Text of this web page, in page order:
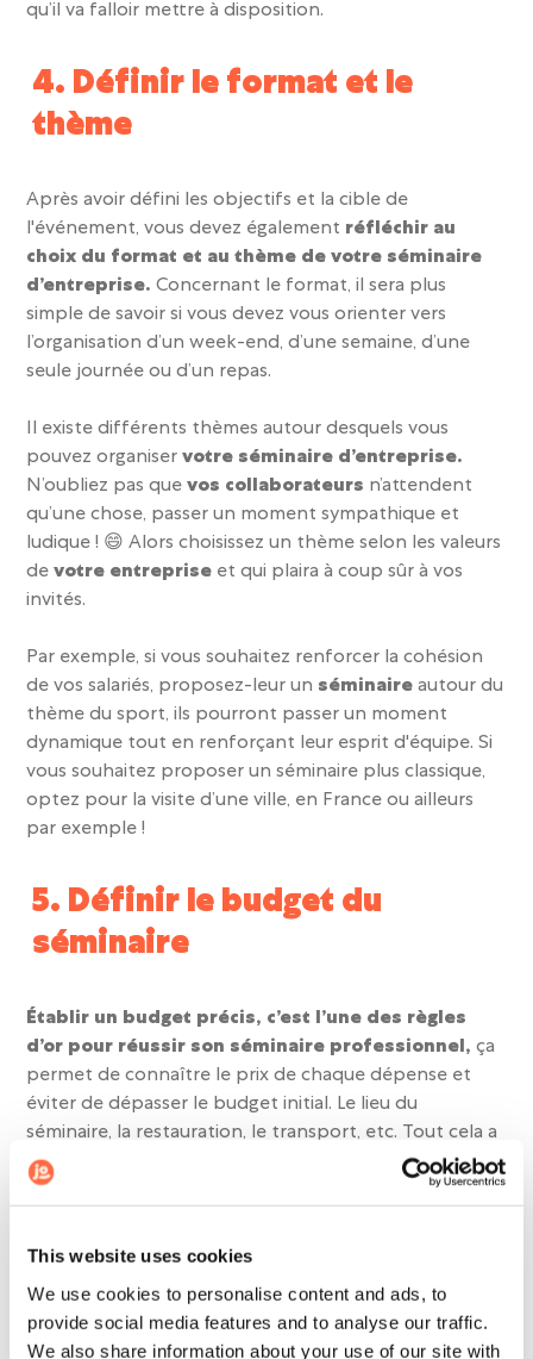
This website uses cookies
We use cookies to personalise content and ads, to
provide social media features and to analyse our traffic.
We also share information about your use of our site with
qu’il va falloir mettre à disposition.
4. Définir le format et le
thème
Après avoir défini les objectifs et la cible de
l'événement, vous devez également réfléchir au
choix du format et au thème de votre séminaire
d’entreprise. Concernant le format, il sera plus
simple de savoir si vous devez vous orienter vers
l’organisation d’un week-end, d’une semaine, d’une
seule journée ou d’un repas.
Il existe différents thèmes autour desquels vous
pouvez organiservotre séminaire d’entreprise.
N’oubliez pas quevos collaborateurs n’attendent
qu’une chose, passer un moment sympathique et
ludique ! 😄 Alors choisissez un thème selon les valeurs
devotre entreprise et qui plaira à coup sûr à vos
invités.
Par exemple, si vous souhaitez renforcer la cohésion
de vos salariés, proposez-leur un séminaireautour du
thème du sport, ils pourront passer un moment
dynamique tout en renforçant leur esprit d'équipe. Si
vous souhaitez proposer un séminaire plus classique,
optez pour la visite d’une ville, en France ou ailleurs
par exemple !
5. Définir le budget du
séminaire
Établir un budget précis, c’est l’une des règles
d’or pour réussir son séminaire professionnel, ça
permet de connaître le prix de chaque dépense et
éviter de dépasser le budget initial. Le lieu du
séminaire, la restauration, le transport, etc. Tout cela a
un coût ! Il est donc important de
connaître le
nombre exact de participants pour prévoir un
d’imprévu.
Petite astuce ! Si vous souhaitezorganiser votre
événementdans un lieu destiné aux séminaires